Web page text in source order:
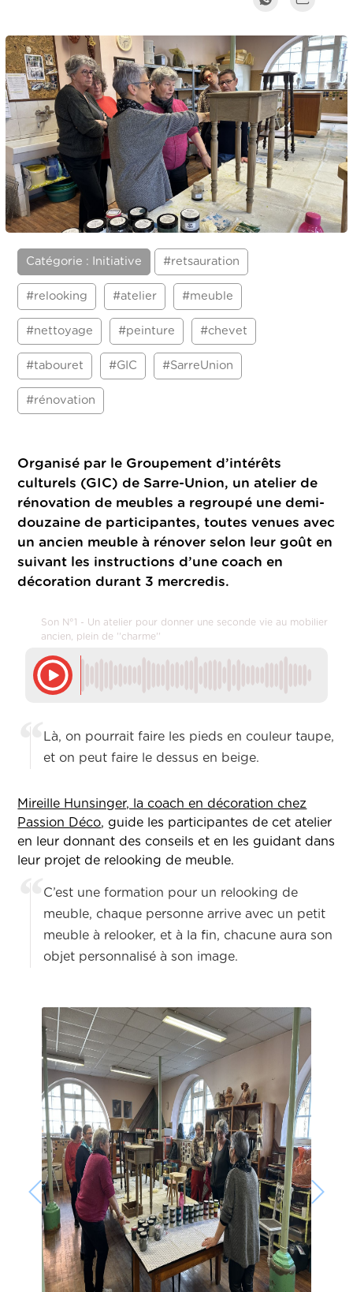
Catégorie : Initiative #retsauration
#relooking #atelier #meuble
#nettoyage #peinture #chevet
#tabouret #GIC #SarreUnion
#rénovation
Organisé par le Groupement d’intérêts
culturels (GIC) de Sarre-Union, un atelier de
rénovation de meubles a regroupé une demi-
douzaine de participantes, toutes venues avec
un ancien meuble à rénover selon leur goût en
suivant les instructions d’une coach en
décoration durant 3 mercredis.
Son N°1 - Un atelier pour donner une seconde vie au mobilier
ancien, plein de ''charme''
Là, on pourrait faire les pieds en couleur taupe,
et on peut faire le dessus en beige.
Mireille Hunsinger, la coach en décoration chez
Passion Déco, guide les participantes de cet atelier
en leur donnant des conseils et en les guidant dans
leur projet de relooking de meuble.
C’est une formation pour un relooking de
meuble, chaque personne arrive avec un petit
meuble à relooker, et à la fin, chacune aura son
objet personnalisé à son image.